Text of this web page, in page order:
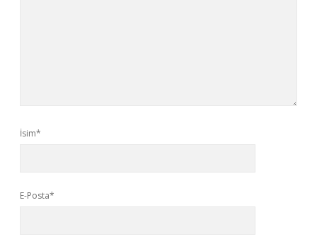
İsim*
E-Posta*